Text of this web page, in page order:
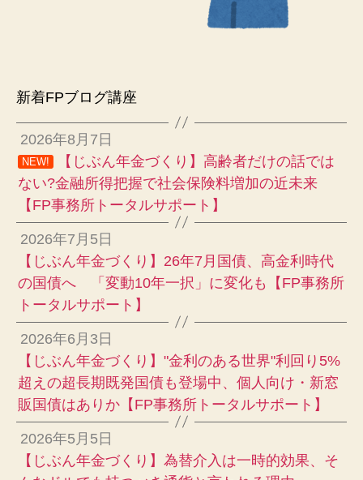
新着FPブログ講座
2026年8月7日
NEW!
【じぶん年金づくり】高齢者だけの話では
ない?金融所得把握で社会保険料増加の近未来
【FP事務所トータルサポート】
2026年7月5日
【じぶん年金づくり】26年7月国債、高金利時代
の国債へ 「変動10年一択」に変化も【FP事務所
トータルサポート】
2026年6月3日
【じぶん年金づくり】"金利のある世界"利回り5%
超えの超長期既発国債も登場中、個人向け・新窓
販国債はありか【FP事務所トータルサポート】
2026年5月5日
【じぶん年金づくり】為替介入は一時的効果、そ